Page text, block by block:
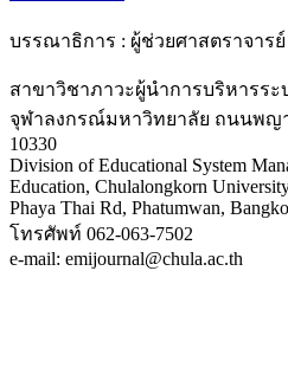
บรรณาธิการ : ผู้ช่วยศาสตราจา
สาขาวิชาภาวะผู้นำการบริหารร
จุฬาลงกรณ์มหาวิทยาลัย ถนนพญ
10330
Division of Educational System
Education, Chulalongkorn
Phaya Thai Rd, Phatumwan,
โทรศัพท์ 062-063-7502
e-mail: emijournal@chula.ac.th